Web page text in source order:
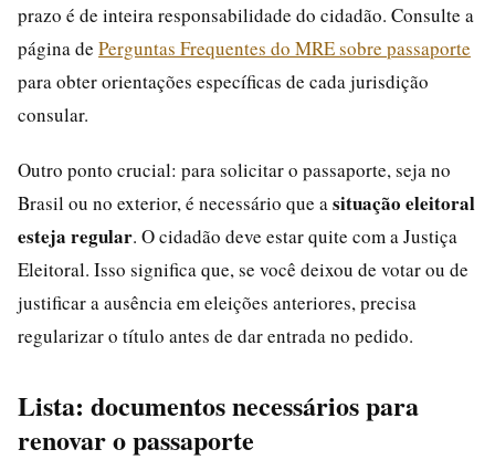
prazo é de inteira responsabilidade do cidadão. Consulte a
página de Perguntas Frequentes do MRE sobre passaporte
para obter orientações específicas de cada jurisdição
consular.
Outro ponto crucial: para solicitar o passaporte, seja no
Brasil ou no exterior, é necessário que a situação eleitoral
esteja regular. O cidadão deve estar quite com a Justiça
Eleitoral. Isso significa que, se você deixou de votar ou de
justificar a ausência em eleições anteriores, precisa
regularizar o título antes de dar entrada no pedido.
Lista: documentos necessários para
renovar o passaporte